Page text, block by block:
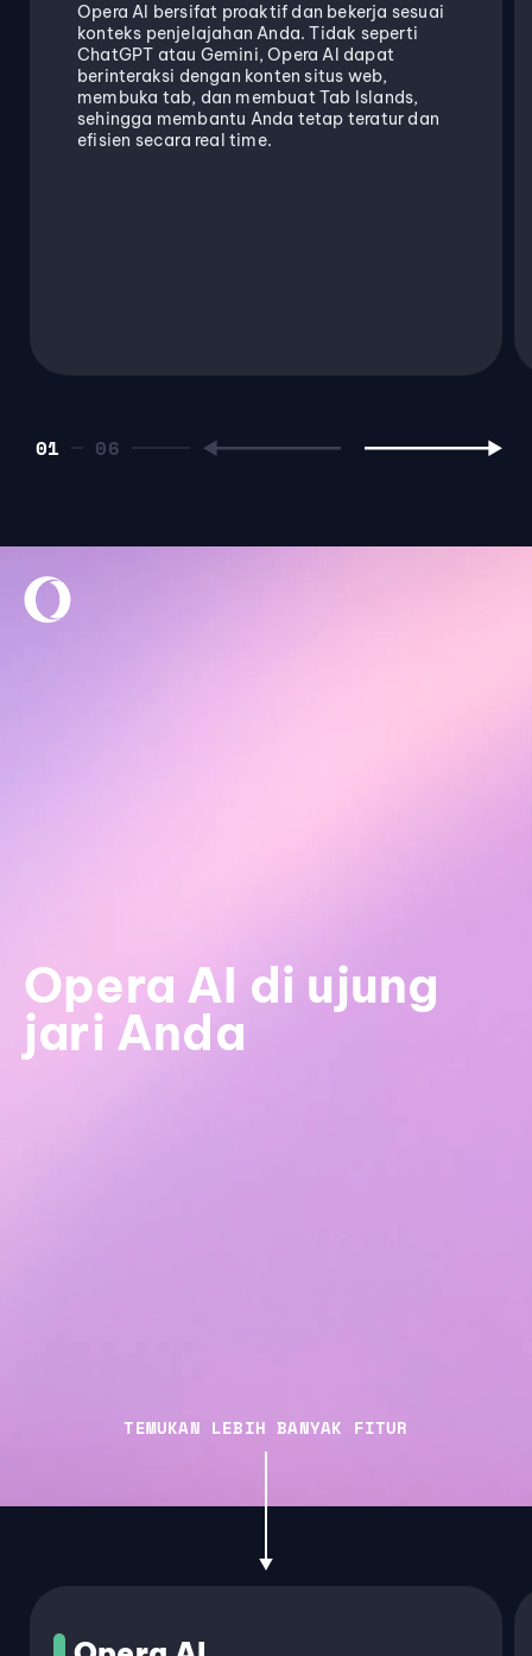
Opera AI bersifat proaktif dan bekerja sesuai
konteks penjelajahan Anda. Tidak seperti
ChatGPT atau Gemini, Opera AI dapat
berinteraksi dengan konten situs web,
membuka tab, dan membuat Tab Islands,
sehingga membantu Anda tetap teratur dan
efisien secara real time.
01
Opera AI di ujung
jari Anda
TEMUKAN LEBIH BANYAK FITUR